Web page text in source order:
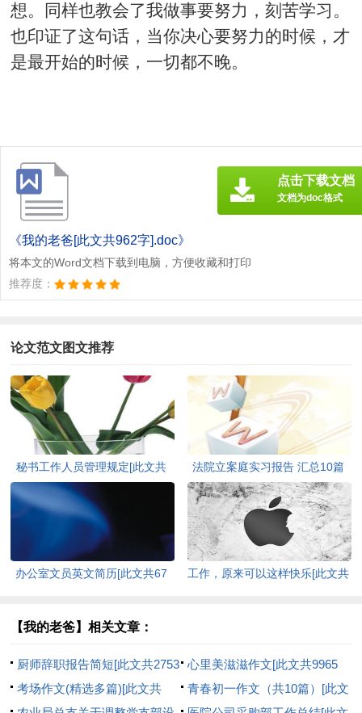
想。同样也教会了我做事要努力，刻苦学习。
也印证了这句话，当你决心要努力的时候，才
是最开始的时候，一切都不晚。
《我的老爸[此文共962字].doc》
将本文的Word文档下载到电脑，方便收藏和打印
推荐度：
点击下载文档
文档为doc格式
论文范文图文推荐
秘书工作人员管理规定[此文共
958字]
法院立案庭实习报告 汇总10篇
[此文共19691字]
办公室文员英文简历[此文共67
工作，原来可以这样快乐[此文共
【我的老爸】相关文章：
厨师辞职报告简短[此文共2753
字]
心里美滋滋作文[此文共9965
字]
考场作文(精选多篇)[此文共
青春初一作文（共10篇）[此文